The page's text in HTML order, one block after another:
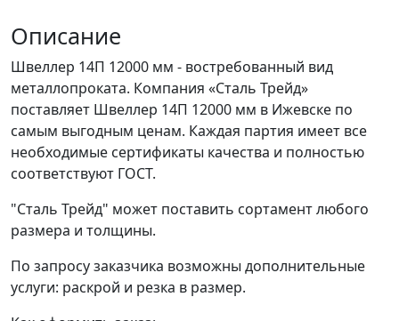
Описание
Швеллер 14П 12000 мм - востребованный вид
металлопроката. Компания «Сталь Трейд»
поставляет Швеллер 14П 12000 мм в Ижевске по
самым выгодным ценам. Каждая партия имеет все
необходимые сертификаты качества и полностью
соответствуют ГОСТ.
"Сталь Трейд" может поставить сортамент любого
размера и толщины.
По запросу заказчика возможны дополнительные
услуги: раскрой и резка в размер.